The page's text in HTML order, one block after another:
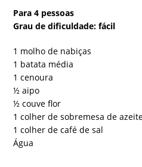
Para 4 pessoas
Grau de dificuldade: fácil
1 molho de nabiças
1 batata média
1 cenoura
½ aipo
½ couve flor
1 colher de sobremesa de
1 colher de café de sal
Água